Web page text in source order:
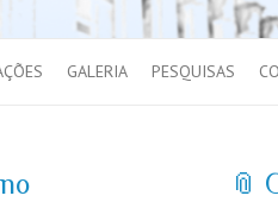
GALERIA PESQUISAS
📎